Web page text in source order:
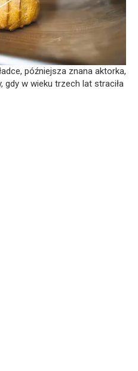
późniejsza znana aktorka,
gdy w wieku trzech lat straciła